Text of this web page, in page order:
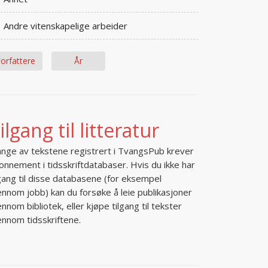
Andre vitenskapelige arbeider
År
til litteratur
av tekstene registrert i TvangsPub krever
i tidsskriftdatabaser. Hvis du ikke har
til disse databasene (for eksempel
jobb) kan du forsøke å leie publikasjoner
bibliotek, eller kjøpe tilgang til tekster
tidsskriftene.